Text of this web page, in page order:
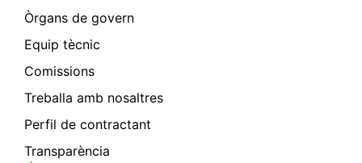
Òrgans de govern
Equip tècnic
Comissions
Treballa amb nosaltres
Perfil de contractant
Transparència